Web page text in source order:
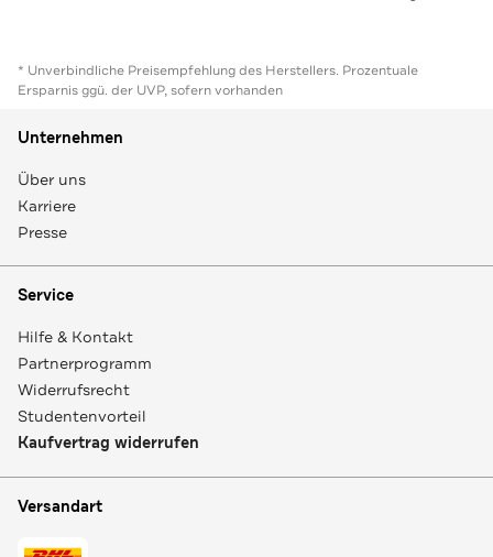
* Unverbindliche Preisempfehlung des Herstellers. Prozentuale
Ersparnis ggü. der UVP, sofern vorhanden
Unternehmen
Über uns
Karriere
Presse
Service
Hilfe & Kontakt
Partnerprogramm
Widerrufsrecht
Studentenvorteil
Kaufvertrag widerrufen
Versandart